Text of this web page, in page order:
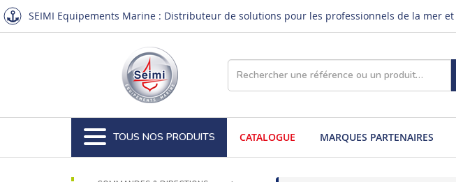
SEIMI Equipements Marine : Distributeur de solutions pour les professionnels de la mer
TOUS NOS PRODUITS CATALOGUE MARQUES PARTENAIRES